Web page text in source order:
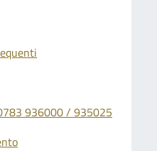
936000 / 935025